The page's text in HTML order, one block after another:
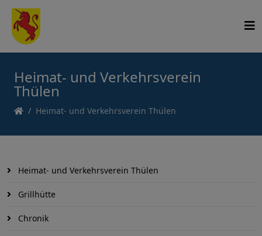
Heimat- und Verkehrsverein
Thülen
Heimat- und Verkehrsverein Thülen
Heimat- und Verkehrsverein Thülen
Grillhütte
Chronik